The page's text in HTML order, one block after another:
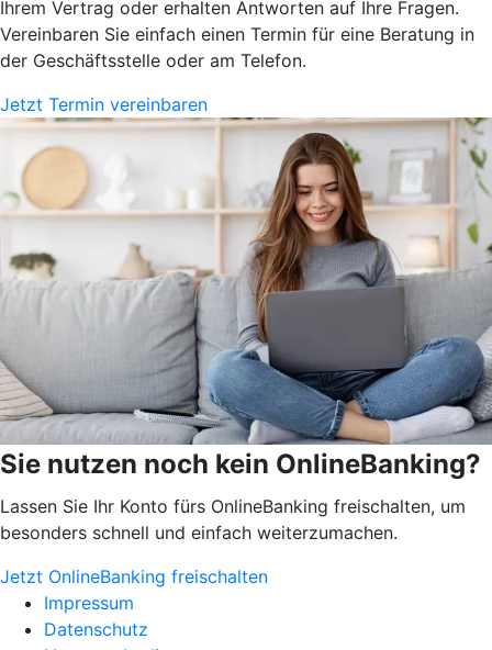
Ihrem Vertrag oder erhalten Antworten auf Ihre Fragen.
Vereinbaren Sie einfach einen Termin für eine Beratung in
der Geschäftsstelle oder am Telefon.
Jetzt Termin vereinbaren
Sie nutzen noch kein OnlineBanking?
Lassen Sie Ihr Konto fürs OnlineBanking freischalten, um
besonders schnell und einfach weiterzumachen.
Jetzt OnlineBanking freischalten
Impressum
Datenschutz